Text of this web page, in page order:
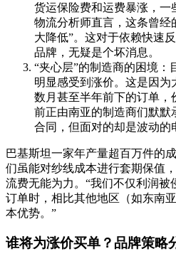
货运保险费和运费暴涨，一
物流分析师直言，这条曾经
大降低”。这对于依赖快速
品牌，无疑是个坏消息。
“夹心层”的制造商的困境：
明显感受到涨价。这是因
数月甚至半年前下的订单，
前正由南亚的制造商们默默
合同，但面对的却是波动的
巴基斯坦一家年产量超百万件的
们虽能对纱线成本进行套期保值
流费无能为力。“我们不仅利润
订单时，相比其他地区（如东南
本优势。”
谁将为涨价买单？品牌策略